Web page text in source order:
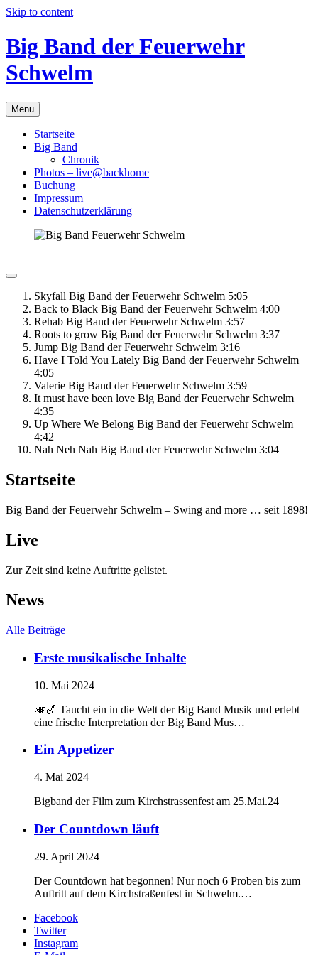
Skip to content
Big Band der Feuerwehr
Schwelm
Menu
Startseite
Big Band
Chronik
Photos – live@backhome
Buchung
Impressum
Datenschutzerklärung
Skyfall Big Band der Feuerwehr Schwelm 5:05
Back to Black Big Band der Feuerwehr Schwelm 4:00
Rehab Big Band der Feuerwehr Schwelm 3:57
Roots to grow Big Band der Feuerwehr Schwelm 3:37
Jump Big Band der Feuerwehr Schwelm 3:16
Have I Told You Lately Big Band der Feuerwehr Schwelm
4:05
Valerie Big Band der Feuerwehr Schwelm 3:59
It must have been love Big Band der Feuerwehr Schwelm
4:35
Up Where We Belong Big Band der Feuerwehr Schwelm
4:42
Nah Neh Nah Big Band der Feuerwehr Schwelm 3:04
Startseite
Big Band der Feuerwehr Schwelm – Swing and more … seit 1898!
Live
Zur Zeit sind keine Auftritte gelistet.
News
Alle Beiträge
Erste musikalische Inhalte
10. Mai 2024
🎺🎷 Taucht ein in die Welt der Big Band Musik und erlebt
eine frische Interpretation der Big Band Mus…
Ein Appetizer
4. Mai 2024
Bigband der Film zum Kirchstrassenfest am 25.Mai.24
Der Countdown läuft
29. April 2024
Der Countdown hat begonnen! Nur noch 6 Proben bis zum
Auftritt auf dem Kirchstraßenfest in Schwelm.…
Facebook
Twitter
Instagram